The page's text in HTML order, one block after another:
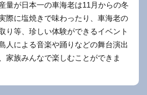
量が日本一の車海老は11月からの冬
際に塩焼きで味わったり、車海老の
り等、珍しい体験ができるイベント
人による音楽や踊りなどの舞台演出
家族みんなで楽しむことができま